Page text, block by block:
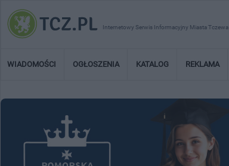
Internetowy Serwis Informacyjny Miasta Tczewa
WIADOMOŚCI OGŁOSZENIA KATALOG REKLAMA